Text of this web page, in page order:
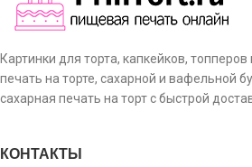
Картинки для торта, капкейков,
печать на торте, сахарной и вафельной
сахарная печать на торт с быстрой
КОНТАКТЫ